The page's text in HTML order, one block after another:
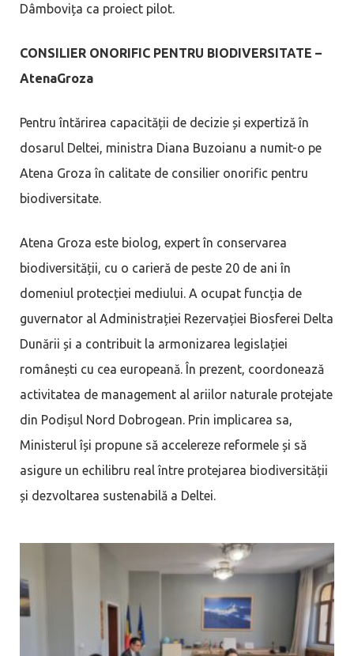
Dâmbovița ca proiect pilot.
CONSILIER ONORIFIC PENTRU BIODIVERSITATE –
AtenaGroza
Pentru întărirea capacității de decizie și expertiză în
dosarul Deltei, ministra Diana Buzoianu a numit-o pe
Atena Groza în calitate de consilier onorific pentru
biodiversitate.
Atena Groza este biolog, expert în conservarea
biodiversității, cu o carieră de peste 20 de ani în
domeniul protecției mediului. A ocupat funcția de
guvernator al Administrației Rezervației Biosferei Delta
Dunării și a contribuit la armonizarea legislației
românești cu cea europeană. În prezent, coordonează
activitatea de management al ariilor naturale protejate
din Podișul Nord Dobrogean. Prin implicarea sa,
Ministerul își propune să accelereze reformele și să
asigure un echilibru real între protejarea biodiversității
și dezvoltarea sustenabilă a Deltei.